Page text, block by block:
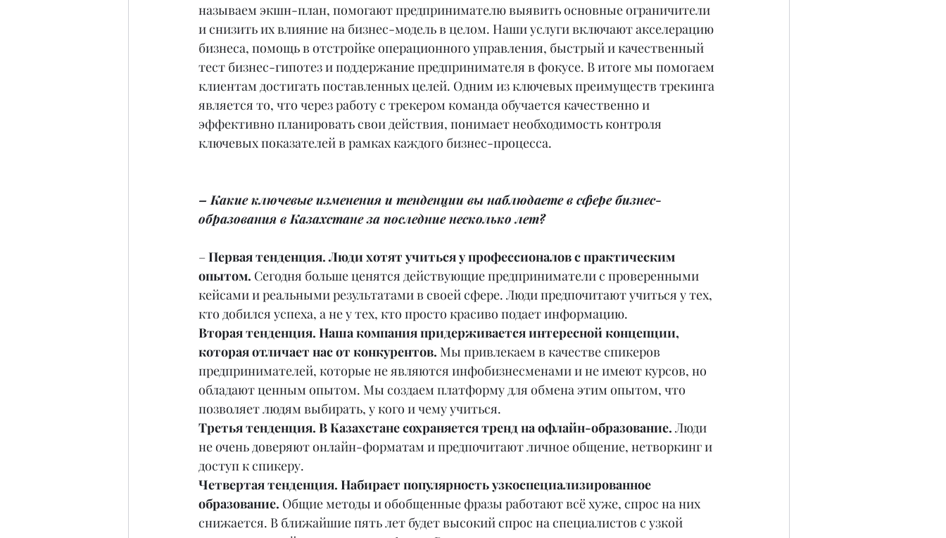
называем экшн-план, помогают предпринимателю выявить основные ограничители
и снизить их влияние на бизнес-модель в целом. Наши услуги включают акселерацию
бизнеса, помощь в отстройке операционного управления, быстрый и качественный
тест бизнес-гипотез и поддержание предпринимателя в фокусе. В итоге мы помогаем
клиентам достигать поставленных целей. Одним из ключевых преимуществ трекинга
является то, что через работу с трекером команда обучается качественно и
эффективно планировать свои действия, понимает необходимость контроля
ключевых показателей в рамках каждого бизнес-процесса.
– Какие ключевые изменения и тенденции вы наблюдаете в сфере бизнес-
образования в Казахстане за последние несколько лет?
– Первая тенденция. Люди хотят учиться у профессионалов с практическим
опытом. Сегодня больше ценятся действующие предприниматели с проверенными
кейсами и реальными результатами в своей сфере. Люди предпочитают учиться у тех,
кто добился успеха, а не у тех, кто просто красиво подает информацию.
Вторая тенденция. Наша компания придерживается интересной концепции,
которая отличает нас от конкурентов. Мы привлекаем в качестве спикеров
предпринимателей, которые не являются инфобизнесменами и не имеют курсов, но
обладают ценным опытом. Мы создаем платформу для обмена этим опытом, что
позволяет людям выбирать, у кого и чему учиться.
Третья тенденция. В Казахстане сохраняется тренд на офлайн-образование. Люди
не очень доверяют онлайн-форматам и предпочитают личное общение, нетворкинг и
доступ к спикеру.
Четвертая тенденция. Набирает популярность узкоспециализированное
образование. Общие методы и обобщенные фразы работают всё хуже, спрос на них
снижается. В ближайшие пять лет будет высокий спрос на специалистов с узкой